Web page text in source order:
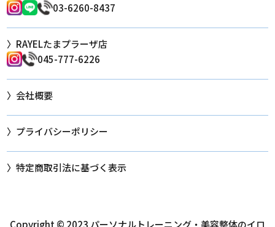
03-6260-8437
RAYELたまプラーザ店
045-777-6226
会社概要
プライバシーポリシー
特定商取引法に基づく表示
Copyright © 2023 パーソナルトレーニング・美容整体のイロ